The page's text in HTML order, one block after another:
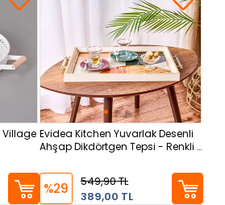
Village Evidea Kitchen Yuvarlak Desenli
Ahşap Dikdörtgen Tepsi - Renkli -
%29
549,90 TL
389,00 TL